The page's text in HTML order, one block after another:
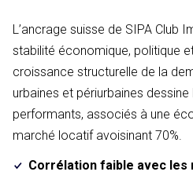
L’ancrage suisse de SIPA Club
stabilité économique, politique
croissance structurelle de la
urbaines et périurbaines
performants, associés à une
marché locatif avoisinant 70%.
Corrélation faible avec les